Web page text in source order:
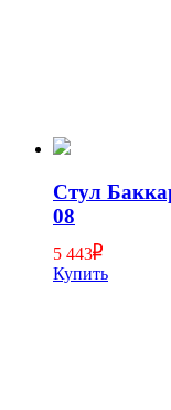
Стул
08
5 443
Купить